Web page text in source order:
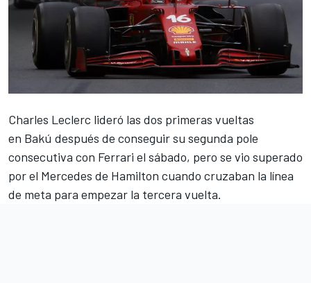
Charles Leclerc lideró las dos primeras vueltas
en Bakú después de conseguir su segunda pole
consecutiva con Ferrari el sábado, pero se vio superado
por el Mercedes de Hamilton cuando cruzaban la línea
de meta para empezar la tercera vuelta.